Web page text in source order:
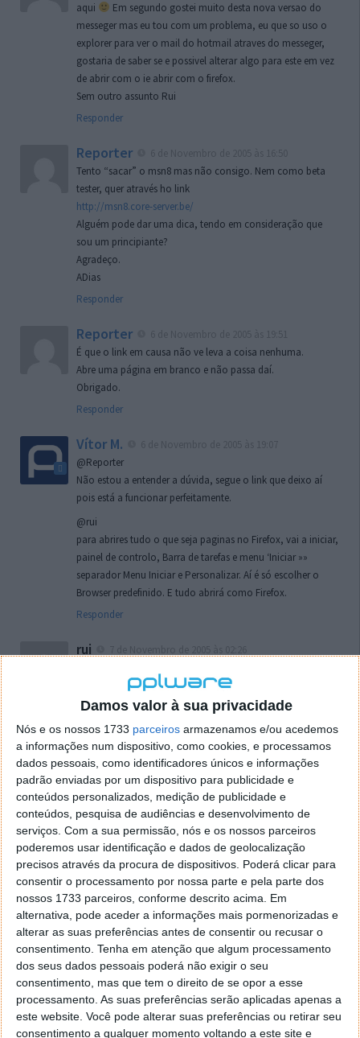
Damos valor à sua privacidade
Nós e os nossos 1733 parceiros armazenamos e/ou acedemos
a informações num dispositivo, como cookies, e processamos
dados pessoais, como identificadores únicos e informações
padrão enviadas por um dispositivo para publicidade e
conteúdos personalizados, medição de publicidade e
conteúdos, pesquisa de audiências e desenvolvimento de
serviços. Com a sua permissão, nós e os nossos parceiros
poderemos usar identificação e dados de geolocalização
precisos através da procura de dispositivos. Poderá clicar para
consentir o processamento por nossa parte e pela parte dos
nossos 1733 parceiros, conforme descrito acima. Em
alternativa, pode aceder a informações mais pormenorizadas e
alterar as suas preferências antes de consentir ou recusar o
consentimento. Tenha em atenção que algum processamento
dos seus dados pessoais poderá não exigir o seu
consentimento, mas que tem o direito de se opor a esse
processamento. As suas preferências serão aplicadas apenas a
este website. Você pode alterar suas preferências ou retirar seu
consentimento a qualquer momento voltando a este site e
aqui
Em segundo gostei muito desta nova versao do
messeger mas eu tou com um problema, eu que so uso o
explorer para ver o mail do hotmail atraves do messeger,
gostaria de saber se e possivel alterar algo para este em vez
de abrir com o ie abrir com o firefox.
Sem outro assunto Rui
Responder
Reporter
Tento “sacar” o msn8 mas não consigo. Nem como beta
tester, quer através ho link
http://msn8.core-server.be/
Alguém pode dar uma dica, tendo em consideração que
sou um principiante?
Agradeço.
ADias
Responder
Reporter
É que o link em causa não ve leva a coisa nenhuma.
Abre uma página em branco e não passa daí.
Obrigado.
Responder
Vítor M.
@Reporter
Não estou a entender a dúvida, segue o link que deixo aí
pois está a funcionar perfeitamente.
@rui
para abrires tudo o que seja paginas no Firefox, vai a iniciar,
painel de controlo, Barra de tarefas e menu ‘Iniciar »»
separador Menu Iniciar e Personalizar. Aí é só escolher o
Browser predefinido. E tudo abrirá como Firefox.
Responder
rui
localizaçao referida n se encontra la nada k me permita por
o firefox como browser predefenido
Ja percorri o painel
tentei apagar o explorer na tentativa de forçar o uso do
firefox mas em vao. Kaso te lembres de outra dica fico
agradecido, caso contrario obrigado a mesma
Responder
Vítor M.
7 de Novembro de 2005 às 01:39
@Reporter
Desculpa mas o link funciona. Seja como for segue por mail
o MSn Messenger 8.
Responder
Vítor M.
@Rui
Tens de encontrar o que te falei. Faz da seguinte maneira,
janela iniciar e no topo dessa janela com o botão direito do
rato faz propriedades. Depois no separador Menu ‘Iniciar’
clica no botão ‘Personalizar’ aí encontrarás no separador